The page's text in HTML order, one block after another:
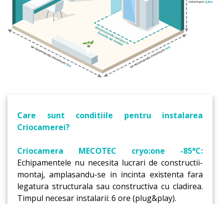
Care sunt conditiile pentru instalarea
Criocamerei?
Criocamera MECOTEC cryo:one -85°C:
Echipamentele nu necesita lucrari de constructii-
montaj, amplasandu-se in incinta existenta fara
legatura structurala sau constructiva cu cladirea.
Timpul necesar instalarii: 6 ore (plug&play).